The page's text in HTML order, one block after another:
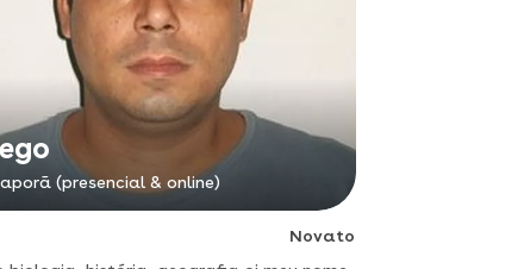
(presencial & online)
Novato